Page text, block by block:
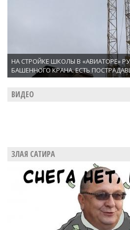
НА СТРОЙКЕ ШКОЛЫ В «АВИАТОРЕ»
БАШЕННОГО КРАНА. ЕСТЬ
ВИДЕО
ЗЛАЯ САТИРА